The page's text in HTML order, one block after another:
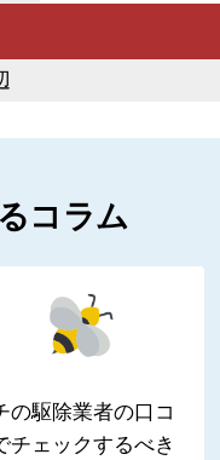
コラム
の駆除業者の口コ
チェックするべき